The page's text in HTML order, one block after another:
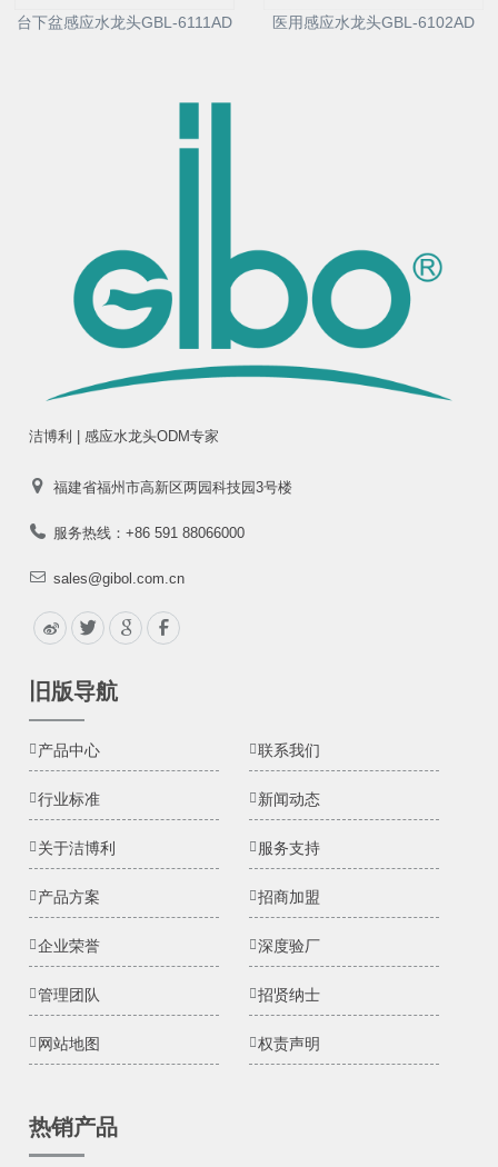
台下盆感应水龙头GBL-6111AD 医用感应水龙头GBL-6102AD
洁博利 | 感应水龙头ODM专家
福建省福州市高新区两园科技园3号楼
服务热线：+86 591 88066000
sales@gibol.com.cn
旧版导航
产品中心 联系我们
行业标准 新闻动态
关于洁博利 服务支持
产品方案 招商加盟
企业荣誉 深度验厂
管理团队 招贤纳士
网站地图 权责声明
热销产品